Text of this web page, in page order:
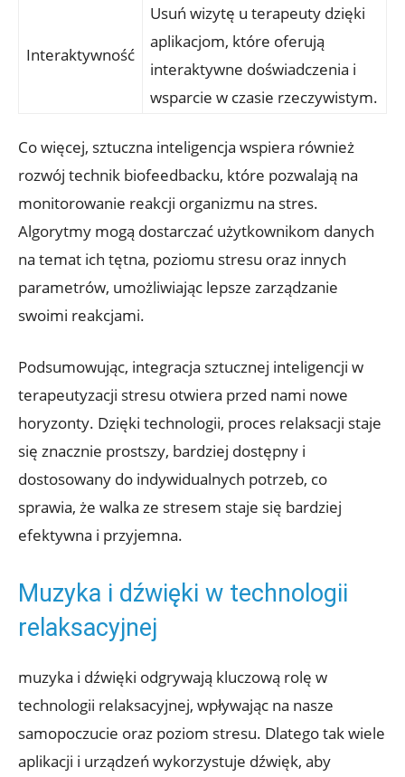
Interaktywność
Usuń wizytę u terapeuty dzięki
aplikacjom, które oferują
interaktywne doświadczenia i
wsparcie w czasie rzeczywistym.
Co więcej, sztuczna inteligencja wspiera również
rozwój technik biofeedbacku, które pozwalają na
monitorowanie reakcji organizmu na stres.
Algorytmy mogą dostarczać użytkownikom danych
na temat ich tętna, poziomu stresu oraz innych
parametrów, umożliwiając lepsze zarządzanie
swoimi reakcjami.
Podsumowując, integracja sztucznej inteligencji w
terapeutyzacji stresu otwiera przed nami nowe
horyzonty. Dzięki technologii, proces relaksacji staje
się znacznie prostszy, bardziej dostępny i
dostosowany do indywidualnych potrzeb, co
sprawia, że walka ze stresem staje się bardziej
efektywna i przyjemna.
Muzyka i dźwięki w technologii
relaksacyjnej
muzyka i dźwięki odgrywają kluczową rolę w
technologii relaksacyjnej, wpływając na nasze
samopoczucie oraz poziom stresu. Dlatego tak wiele
aplikacji i urządzeń wykorzystuje dźwięk, aby